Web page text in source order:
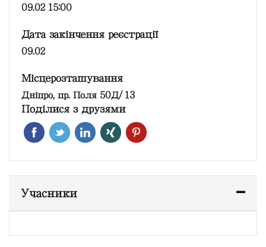
09.02 15:00
Дата закінчення реєстрації
09.02
Місцерозташування
Дніпро, пр. Поля 50Д/13
Поділися з друзями
Учасники